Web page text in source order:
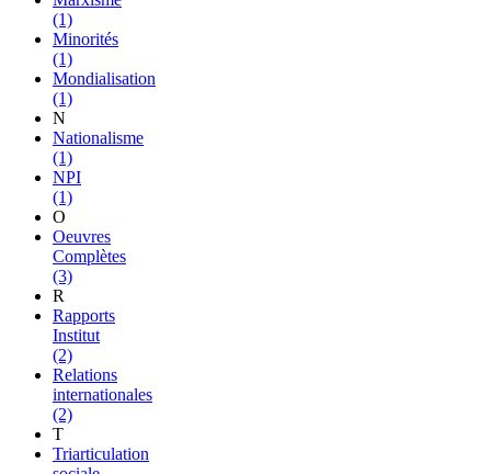
(1)
Minorités
(1)
Mondialisation
(1)
N
Nationalisme
(1)
NPI
(1)
O
Oeuvres
Complètes
(3)
R
Rapports
Institut
(2)
Relations
internationales
(2)
T
Triarticulation